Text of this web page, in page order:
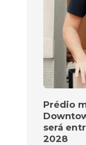
Prédio
será
2028